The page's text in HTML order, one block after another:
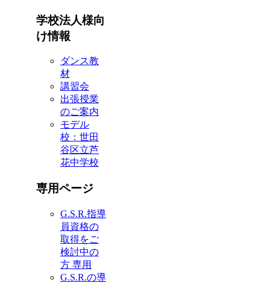
学校法人様向
け情報
ダンス教
材
講習会
出張授業
のご案内
モデル
校：世田
谷区立芦
花中学校
専用ページ
G.S.R.指導
員資格の
取得をご
検討中の
方 専用
G.S.R.の導